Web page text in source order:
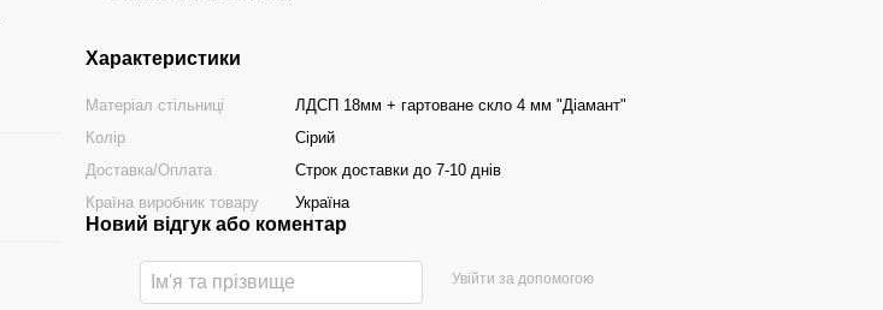
Характеристики
Матеріал стільниці
ЛДСП 18мм + гартоване скло 4 мм "Діамант"
Колір
Сірий
Доставка/Оплата
Строк доставки до 7-10 днів
Країна виробник товару
Україна
Новий відгук або коментар
Увійти за допомогою